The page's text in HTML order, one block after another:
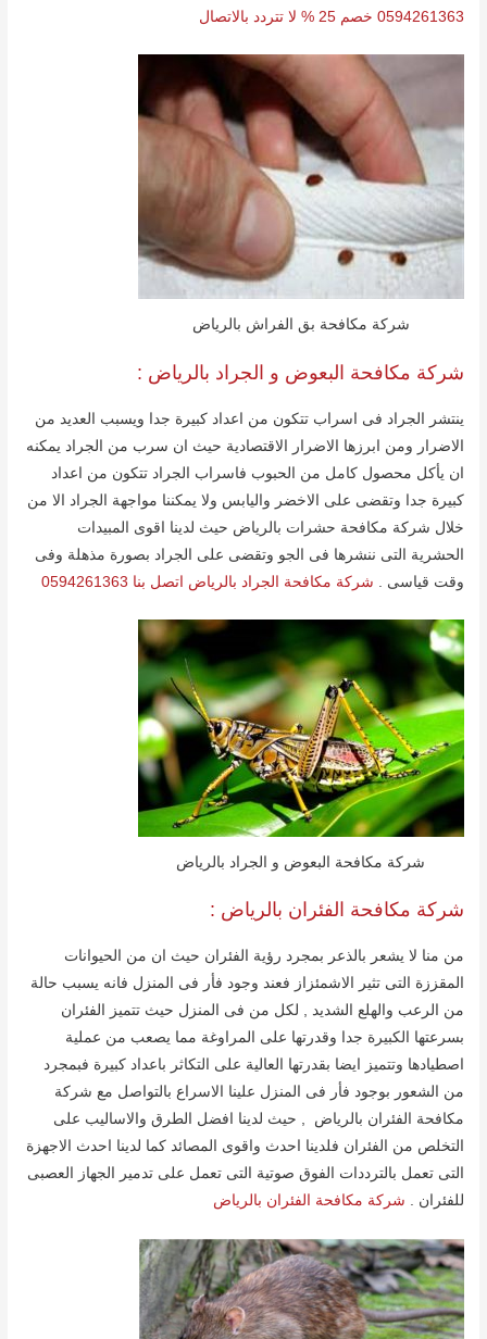
0594261363 خصم 25 % لا تتردد بالاتصال
شركة مكافحة بق الفراش بالریاض
شركة مكافحة البعوض و الجراد بالریاض :
ینتشر الجراد فى اسراب تتكون من اعداد كبیرة جدا ویسبب العدید من
الاضرار ومن ابرزھا الاضرار الاقتصادیة حیث ان سرب من الجراد یمكنه
ان یأكل محصول كامل من الحبوب فاسراب الجراد تتكون من اعداد
كبیرة جدا وتقضى على الاخضر والیابس ولا یمكننا مواجھة الجراد الا من
خلال شركة مكافحة حشرات بالریاض حیث لدینا اقوى المبیدات
الحشریة التى ننشرھا فى الجو وتقضى على الجراد بصورة مذھلة وفى
وقت قیاسى . شركة مكافحة الجراد بالرياض اتصل بنا 0594261363
شركة مكافحة البعوض و الجراد بالریاض
شركة مكافحة الفئران بالریاض :
من منا لا یشعر بالذعر بمجرد رؤیة الفئران حیث ان من الحیوانات
المقززة التى تثیر الاشمئزاز فعند وجود فأر فى المنزل فانه یسبب حالة
من الرعب والھلع الشدید , لكل من فى المنزل حیث تتمیز الفئران
بسرعتھا الكبیرة جدا وقدرتھا على المراوغة مما یصعب من عملیة
اصطیادھا وتتمیز ایضا بقدرتھا العالیة على التكاثر باعداد كبیرة فبمجرد
من الشعور بوجود فأر فى المنزل علینا الاسراع بالتواصل مع شركة
مكافحة الفئران بالریاض , حیث لدینا افضل الطرق والاسالیب على
التخلص من الفئران فلدینا احدث واقوى المصائد كما لدینا احدث الاجھزة
التى تعمل بالترددات الفوق صوتیة التى تعمل على تدمیر الجھاز العصبى
للفئران . شركة مكافحة الفئران بالرياض